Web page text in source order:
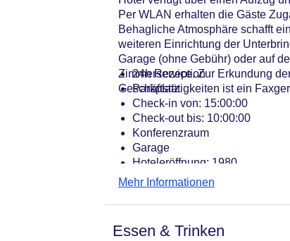
Per WLAN erhalten die Gäste
Behagliche Atmosphäre schafft
weiteren Einrichtung der
Garage (ohne Gebühr) oder auf
Zimmerservice. Zur Erkundung
Geschäftstätigkeiten ist ein
24h Rezeption
Parkplatz
Check-in von: 15:00:00
Check-out bis: 10:00:00
Konferenzraum
Garage
Hoteleröffnung: 1980
Hotelsafe
Letzte umfassende
Anzahl der Aufzüge: 1
Mehr Informationen
Essen & Trinken